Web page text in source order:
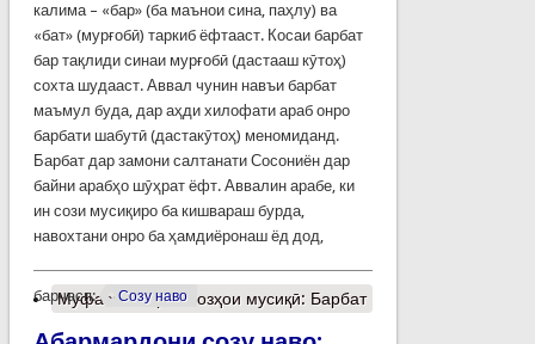
калима – «бар» (ба маънои сина, паҳлу) ва
«бат» (мурғобӣ) таркиб ёфтааст. Косаи барбат
бар тақлиди синаи мурғобӣ (дастааш кӯтоҳ)
сохта шудааст. Аввал чунин навъи барбат
маъмул буда, дар аҳди хилофати араб онро
барбати шабутӣ (дастакӯтоҳ) меномиданд.
Барбат дар замони салтанати Сосониён дар
байни арабҳо шӯҳрат ёфт. Аввалин арабе, ки
ин сози мусиқиро ба кишвараш бурда,
навохтани онро ба ҳамдиёронаш ёд дод,
барчасп: Созу наво
Муфассалтаро Созҳои мусиқӣ: Барбат